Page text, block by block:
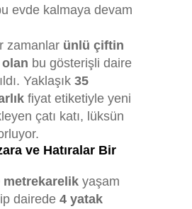
evde kalmaya devam
zamanlar ünlü çiftin
olan bu gösterişli daire
Yaklaşık 35
fiyat etiketiyle yeni
çatı katı, lüksün
ve Hatıralar Bir
metrekarelik yaşam
dairede 4 yatak